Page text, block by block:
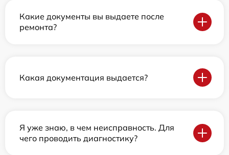
Какие документы вы выдаете после
ремонта?
Какая документация выдается?
Я уже знаю, в чем неисправность. Для
чего проводить диагностику?